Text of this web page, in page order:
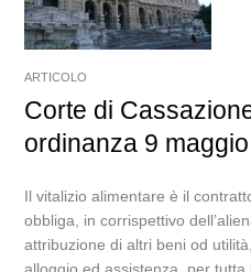
ARTICOLO
Corte di
ordinanza 9
Il vitalizio alimentare è il
obbliga, in corrispettivo
attribuzione di altri beni od